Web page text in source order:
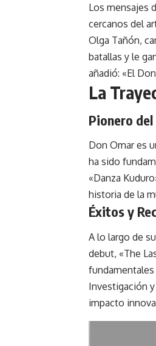
Los mensajes
cercanos del
Olga Tañón,
batallas y le
añadió: «El
La
Pionero del
Don Omar es
ha sido
«Danza
historia de la
Éxitos y
A lo largo de
debut, «The
Investigación
impacto